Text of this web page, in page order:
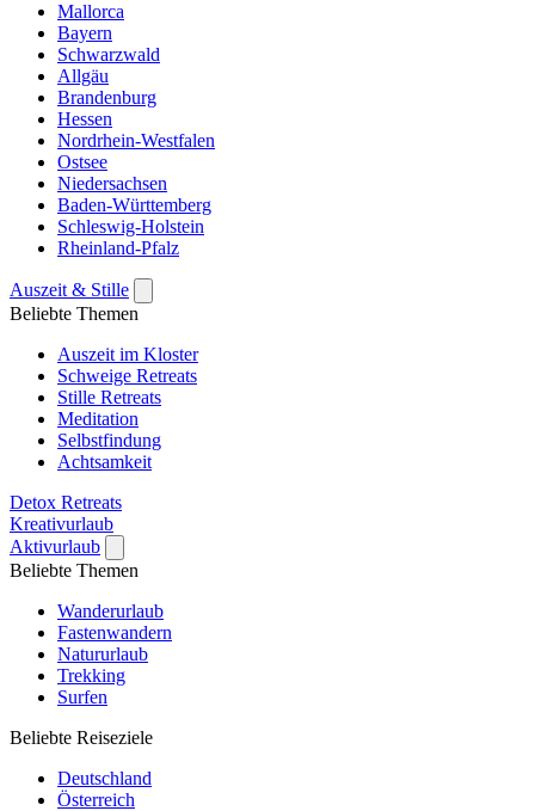
Mallorca
Bayern
Schwarzwald
Allgäu
Brandenburg
Hessen
Nordrhein-Westfalen
Ostsee
Niedersachsen
Baden-Württemberg
Schleswig-Holstein
Rheinland-Pfalz
Auszeit & Stille
Beliebte Themen
Auszeit im Kloster
Schweige Retreats
Stille Retreats
Meditation
Selbstfindung
Achtsamkeit
Detox Retreats
Kreativurlaub
Aktivurlaub
Beliebte Themen
Wanderurlaub
Fastenwandern
Natururlaub
Trekking
Surfen
Beliebte Reiseziele
Deutschland
Österreich